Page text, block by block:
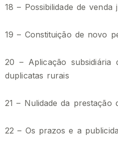
18 – Possibilidade de
19 – Constituição de novo
20 – Aplicação
duplicatas rurais
21 – Nulidade da
22 – Os prazos e a